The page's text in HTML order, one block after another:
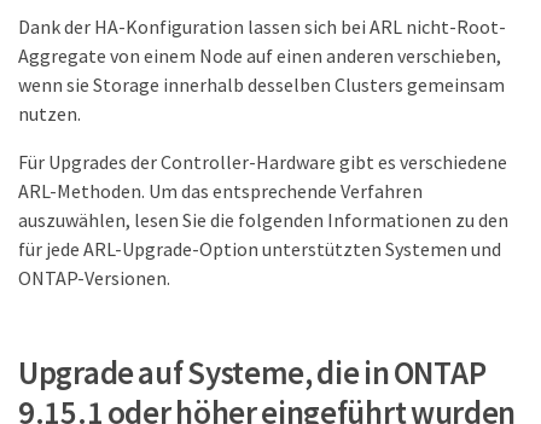
Dank der HA-Konfiguration lassen sich bei ARL nicht-Root-
Aggregate von einem Node auf einen anderen verschieben,
wenn sie Storage innerhalb desselben Clusters gemeinsam
nutzen.
Für Upgrades der Controller-Hardware gibt es verschiedene
ARL-Methoden. Um das entsprechende Verfahren
auszuwählen, lesen Sie die folgenden Informationen zu den
für jede ARL-Upgrade-Option unterstützten Systemen und
ONTAP-Versionen.
Upgrade auf Systeme, die in ONTAP
9.15.1 oder höher eingeführt wurden